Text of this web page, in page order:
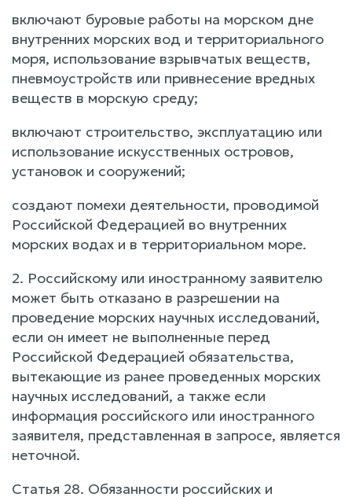
включают буровые работы на морском дне
внутренних морских вод и территориального
моря, использование взрывчатых веществ,
пневмоустройств или привнесение вредных
веществ в морскую среду;
включают строительство, эксплуатацию или
использование искусственных островов,
установок и сооружений;
создают помехи деятельности, проводимой
Российской Федерацией во внутренних
морских водах и в территориальном море.
2. Российскому или иностранному заявителю
может быть отказано в разрешении на
проведение морских научных исследований,
если он имеет не выполненные перед
Российской Федерацией обязательства,
вытекающие из ранее проведенных морских
научных исследований, а также если
информация российского или иностранного
заявителя, представленная в запросе, является
неточной.
Статья 28. Обязанности российских и